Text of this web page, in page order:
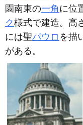
園南東の一角 に位
ク様式で建造。高
には聖パウロ を描
がある。